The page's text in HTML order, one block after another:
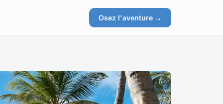
Osez l'aventure →